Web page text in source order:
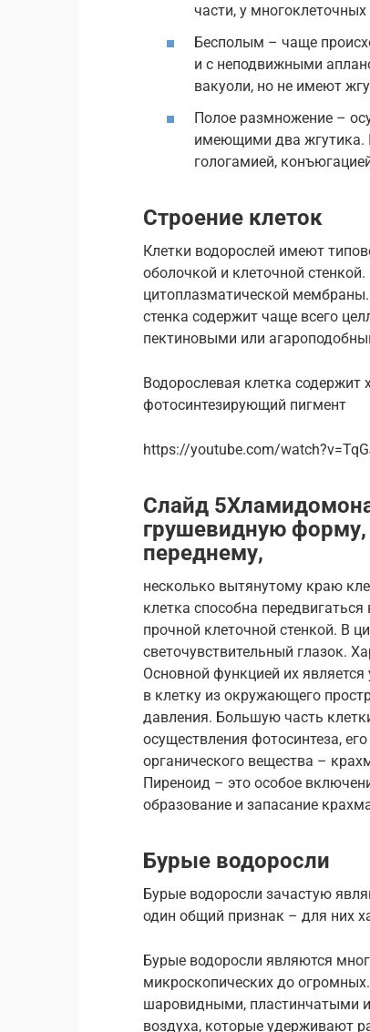
части, у
Бесполым – чаще
и с неподвижными
вакуоли, но не имеют
Полое размножение –
имеющими два жгутика.
гологамией,
Строение клеток
Клетки водорослей имеют
оболочкой и клеточной
цитоплазматической
стенка содержит чаще всего
пектиновыми или
Водорослевая клетка
фотосинтезирующий пигмент
https://youtube.com/
Слайд
грушевидную форму,
переднему,
несколько вытянутому краю
клетка способна
прочной клеточной стенкой. В
светочувствительный глазок.
Основной функцией их
в клетку из окружающего
давления. Большую часть
осуществления фотосинтеза,
органического вещества –
Пиреноид – это особое
образование и запасание
Бурые водоросли
Бурые водоросли зачастую
один общий признак – для них
Бурые водоросли являются
микроскопических до
шаровидными, пластинчатыми
воздуха, которые удерживают